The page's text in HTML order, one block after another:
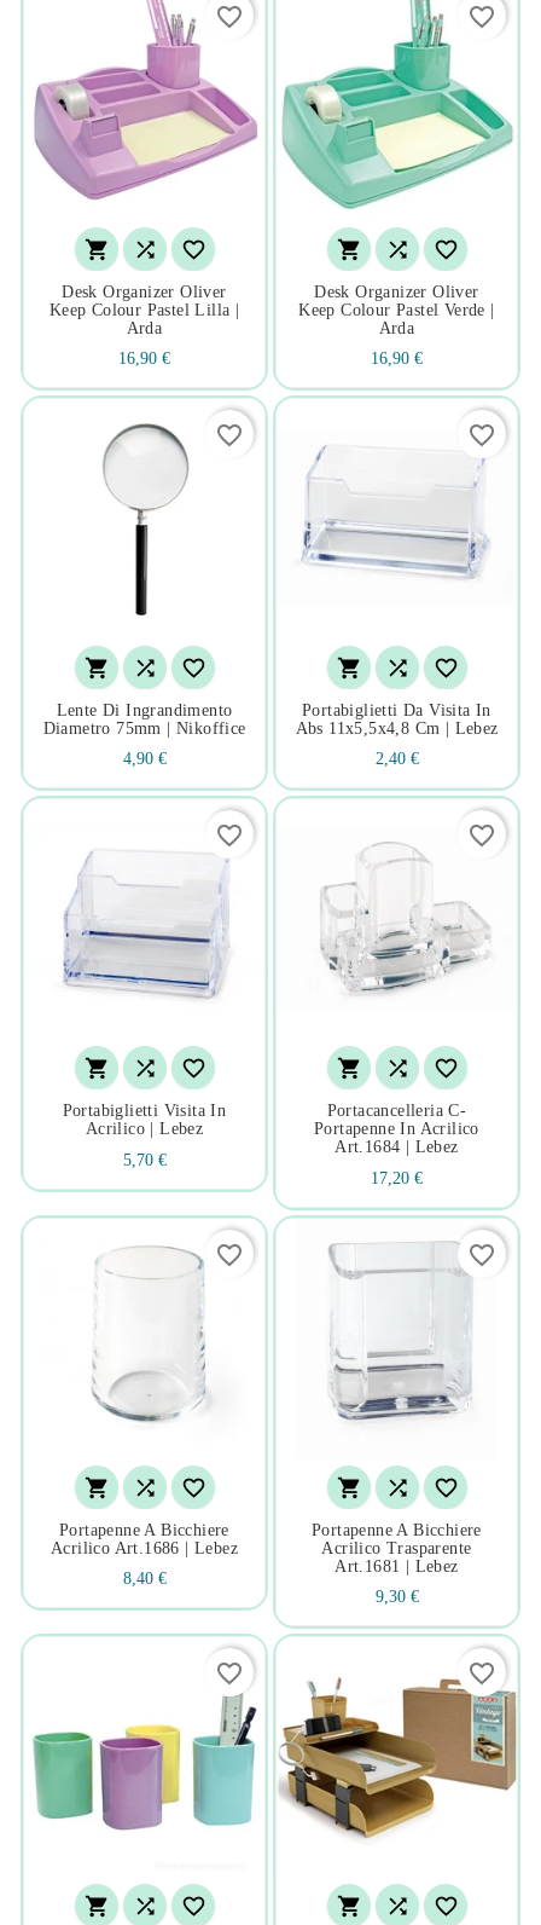
  
Desk Organizer Oliver
Keep Colour Pastel Lilla |
Arda
16,90 €
favorite_border
  
Desk Organizer Oliver
Keep Colour Pastel Verde |
Arda
16,90 €
favorite_border
  
Lente Di Ingrandimento
Diametro 75mm | Nikoffice
4,90 €
favorite_border
  
Portabiglietti Da Visita In
Abs 11x5,5x4,8 Cm | Lebez
2,40 €
favorite_border
  
Portabiglietti Visita In
Acrilico | Lebez
5,70 €
favorite_border
  
Portacancelleria C-
Portapenne In Acrilico
Art.1684 | Lebez
17,20 €
favorite_border
  
Portapenne A Bicchiere
Acrilico Art.1686 | Lebez
8,40 €
favorite_border
  
Portapenne A Bicchiere
Acrilico Trasparente
Art.1681 | Lebez
9,30 €
favorite_border
  
favorite_border
  
favorite_border